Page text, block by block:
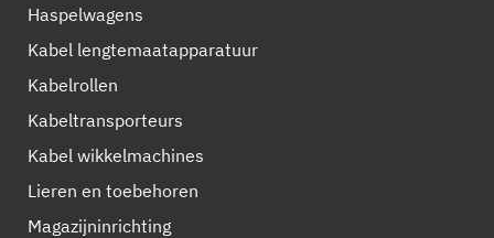
Haspelwagens
Kabel lengtemaatapparatuur
Kabelrollen
Kabeltransporteurs
Kabel wikkelmachines
Lieren en toebehoren
Magazijninrichting